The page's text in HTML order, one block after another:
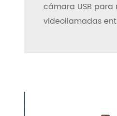
cámara USB para
videollamadas